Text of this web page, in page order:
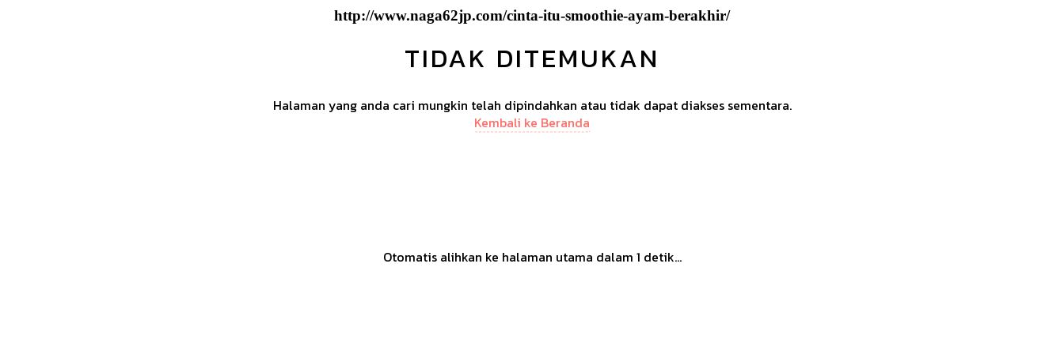
http://www.naga62jp.com/cinta-itu-smoothie-ayam-berakhir/
TIDAK DITEMUKAN
Halaman yang anda cari mungkin telah dipindahkan atau tidak dapat diakses sementara.
Kembali ke Beranda
Otomatis alihkan ke halaman utama dalam 1 detik...